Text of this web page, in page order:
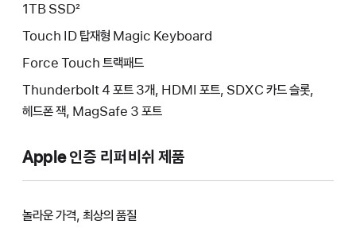
1TB SSD²
Touch ID 탑재형 Magic Keyboard
Force Touch 트랙패드
Thunderbolt 4 포트 3개, HDMI 포트, SDXC 카드 슬롯,
헤드폰 잭, MagSafe 3 포트
Apple 인증 리퍼비쉬 제품
놀라운 가격, 최상의 품질